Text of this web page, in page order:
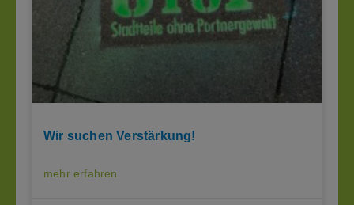
Wir suchen Verstärkung!
mehr erfahren